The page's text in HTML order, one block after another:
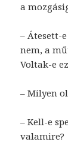
a
– Átesett-
nem, a
Voltak-e
– Milyen
– Kell-e
valamire?